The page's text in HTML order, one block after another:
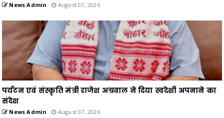
News Admin August 07, 2026
पर्यटन एवं संस्कृति मंत्री राजेश अग्रवाल ने दिया स्वदेशी अपनाने का
संदेश
News Admin August 07, 2026